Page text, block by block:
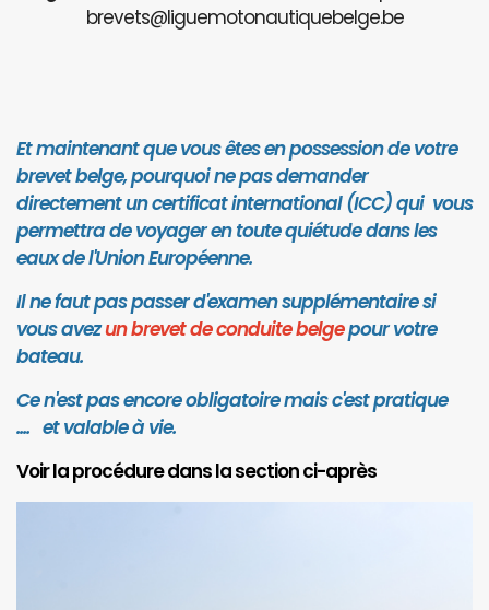
brevets@liguemotonautiquebelge.be
Et maintenant que vous êtes en possession de votre
brevet belge, pourquoi ne pas demander
directement un certificat international (ICC) qui vous
permettra de voyager en toute quiétude dans les
eaux de l'Union Européenne.
Il ne faut pas passer d'examen supplémentaire si
vous avezun brevet de conduite belgepour votre
bateau.
Ce n'est pas encore obligatoire mais c'est pratique
.... et valable à vie.
Voir la procédure dans la section ci-après